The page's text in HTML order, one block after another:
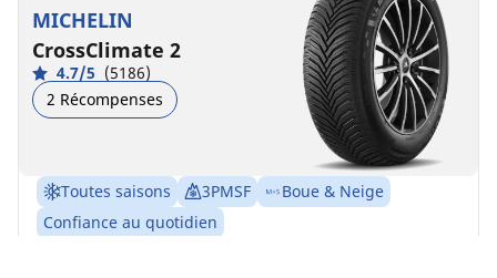
MICHELIN
CrossClimate 2
4.7/5 (5186)
2 Récompenses
Toutes saisons 3PMSF
Boue & Neige
Confiance au quotidien